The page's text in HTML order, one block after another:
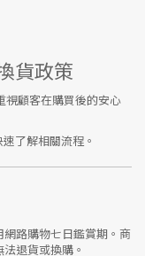
貨政策
視顧客在購買後的安心
了解相關流程。
路購物七日鑑賞期 。商
退貨或換購。